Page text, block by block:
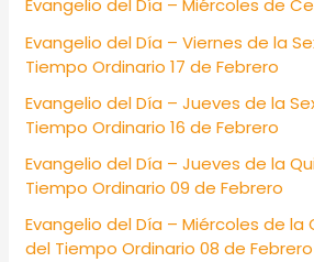
r
:
Evangelio del Día – Miércoles de
Evangelio del Día – Viernes de la
Tiempo Ordinario 17 de Febrero
Evangelio del Día – Jueves de la
Tiempo Ordinario 16 de Febrero
Evangelio del Día – Jueves de la
Tiempo Ordinario 09 de Febrero
Evangelio del Día – Miércoles de la
del Tiempo Ordinario 08 de Febrero